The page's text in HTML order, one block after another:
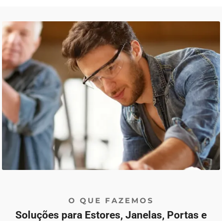
O QUE FAZEMOS
Soluções para Estores, Janelas, Portas e